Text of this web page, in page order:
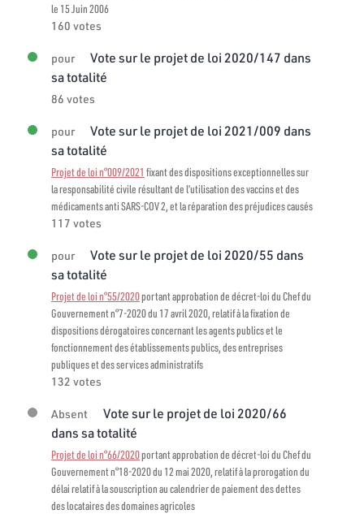
le 15 Juin 2006
160 votes
pour
Vote sur le projet de loi 2020/147 dans
sa totalité
86 votes
pour
Vote sur le projet de loi 2021/009 dans
sa totalité
Projet de loi n°009/2021 fixant des dispositions exceptionnelles sur
la responsabilité civile résultant de l’utilisation des vaccins et des
médicaments anti SARS-COV 2, et la réparation des préjudices causés
117 votes
pour
Vote sur le projet de loi 2020/55 dans
sa totalité
Projet de loi n°55/2020portant approbation de décret-loi du Chef du
Gouvernement n°7-2020 du 17 avril 2020, relatif à la fixation de
dispositions dérogatoires concernant les agents publics et le
fonctionnement des établissements publics, des entreprises
publiques et des services administratifs
132 votes
Absent
Vote sur le projet de loi 2020/66
dans sa totalité
Projet de loi n°66/2020portant approbation de décret-loi du Chef du
Gouvernement n°18-2020 du 12 mai 2020, relatif à la prorogation du
délai relatif à la souscription au calendrier de paiement des dettes
des locataires des domaines agricoles